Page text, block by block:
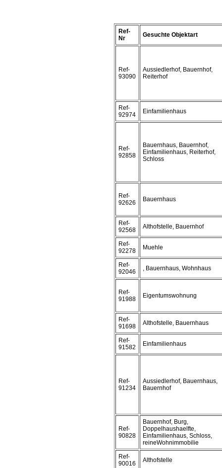
Ref-
Nr
Gesuchte Objektart
Ref-
93090
Aussiedlerhof, Bauernhof,
Reiterhof
Ref-
92974
Einfamilienhaus
Ref-
92858
Bauernhaus, Bauernhof,
Einfamilienhaus, Reiterhof,
Schloss
Ref-
92626
Bauernhaus
Ref-
92568
Althofstelle, Bauernhof
Ref-
92278
Muehle
Ref-
92046
, Bauernhaus, Wohnhaus
Ref-
91988
Eigentumswohnung
Ref-
91698
Althofstelle, Bauernhaus
Ref-
91582
Einfamilienhaus
Ref-
91234
Aussiedlerhof, Bauernhaus,
Bauernhof
Ref-
90828
Bauernhof, Burg,
Doppelhaushaelfte,
Einfamilienhaus, Schloss,
reineWohnimmobilie
Ref-
90016
Althofstelle